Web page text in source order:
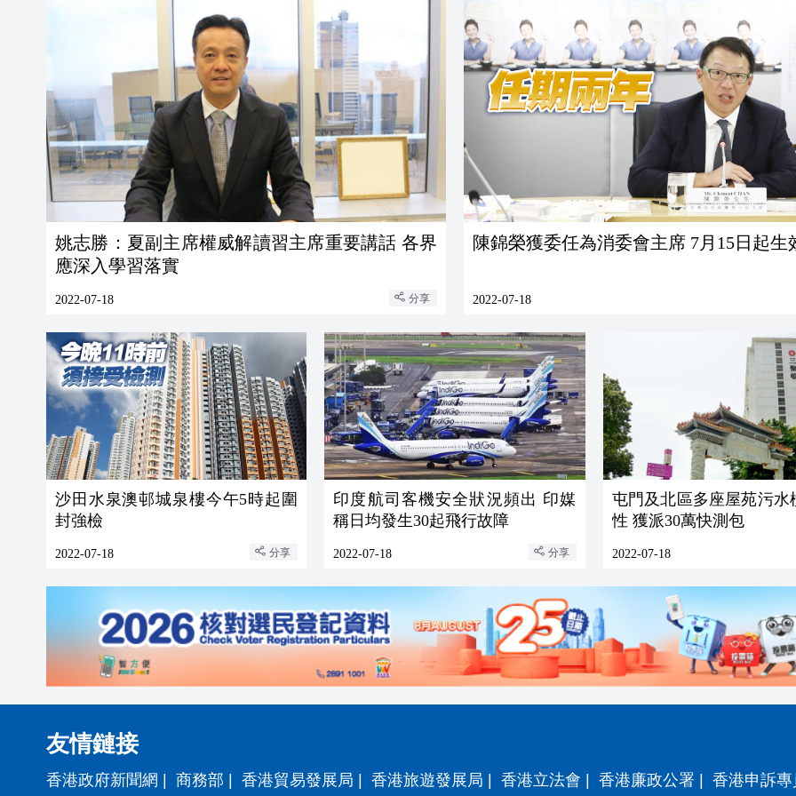
姚志勝：夏副主席權威解讀習主席重要講話 各界
應深入學習落實
2022-07-18 分享
陳錦榮獲委任為消委會主席 7月15日起生
2022-07-18
沙田水泉澳邨城泉樓今午5時起圍
封強檢
2022-07-18 分享
印度航司客機安全狀況頻出 印媒
稱日均發生30起飛行故障
2022-07-18 分享
屯門及北區多座屋苑污水
性 獲派30萬快測包
2022-07-18
友情鏈接
香港政府新聞網 商務部 香港貿易發展局 香港旅遊發展局 香港立法會 香港廉政公署 香港申訴